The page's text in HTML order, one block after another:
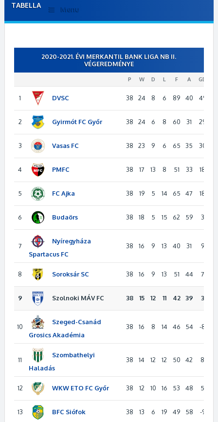
TABELLA Menu
2020-2021. ÉVI MERKANTIL BANK LIGA NB II.
VÉGEREDMÉNYE
P W D L F A GD
1 DVSC 38 24 8 6 89 40 49
2 Gyirmót FC Győr 38 24 6 8 60 31 29
3 Vasas FC 38 23 9 6 65 35 30
4 PMFC 38 17 13 8 51 33 18
5 FC Ajka 38 19 5 14 65 47 18
6 Budaörs 38 18 5 15 62 59 3
7
Nyíregyháza
Spartacus FC
38 16 9 13 40 31 9
8 Soroksár SC 38 16 9 13 51 44 7
9 Szolnoki MÁV FC 38 15 12 11 42 39 3
10
Szeged-Csanád
Grosics Akadémia
38 16 8 14 46 54 -8
11
Szombathelyi
Haladás
38 14 12 12 50 42 8
12 WKW ETO FC Győr 38 12 10 16 53 48 5
13 BFC Siófok 38 13 6 19 49 58 -9